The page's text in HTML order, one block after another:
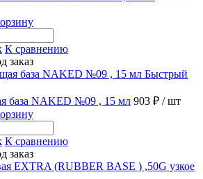
К сравнению
заказ
Быстрый
база NAKED №09 , 15 мл 903 ₽ / шт
К сравнению
заказ